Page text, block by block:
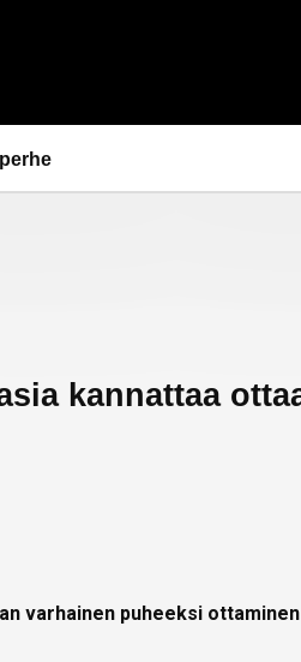
kannattaa
varhainen puheeksi ottaminen